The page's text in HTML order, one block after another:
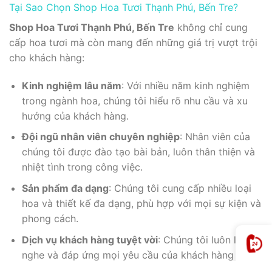
Tại Sao Chọn Shop Hoa Tươi Thạnh Phú, Bến Tre?
Shop Hoa Tươi Thạnh Phú, Bến Tre không chỉ cung
cấp hoa tươi mà còn mang đến những giá trị vượt trội
cho khách hàng:
Kinh nghiệm lâu năm: Với nhiều năm kinh nghiệm
trong ngành hoa, chúng tôi hiểu rõ nhu cầu và xu
hướng của khách hàng.
Đội ngũ nhân viên chuyên nghiệp: Nhân viên của
chúng tôi được đào tạo bài bản, luôn thân thiện và
nhiệt tình trong công việc.
Sản phẩm đa dạng: Chúng tôi cung cấp nhiều loại
hoa và thiết kế đa dạng, phù hợp với mọi sự kiện và
phong cách.
Dịch vụ khách hàng tuyệt vời: Chúng tôi luôn lắng
nghe và đáp ứng mọi yêu cầu của khách hàng một